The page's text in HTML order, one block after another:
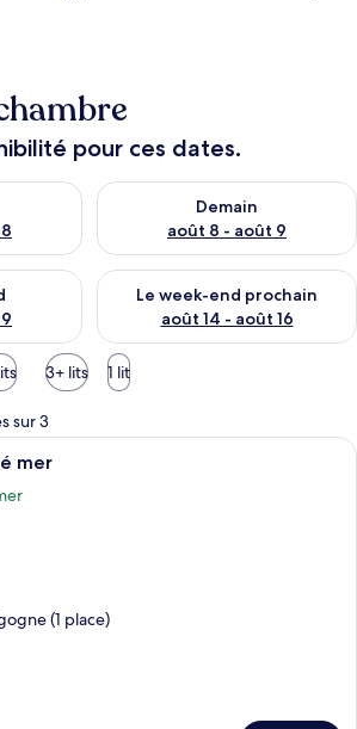
pour ces dates.
pour ce soir août 7 - août 8
Demain
août 8 - août 9
Vérifier la disponibilité pour
pour ce week-end août 7 - août 9
Le week-end prochain
août 14 - août 16
Vérifier la disponibilité pour
3+ lits 1 lit
sur 3
Une chambre d’hôtel moderne
mer
(1 place)